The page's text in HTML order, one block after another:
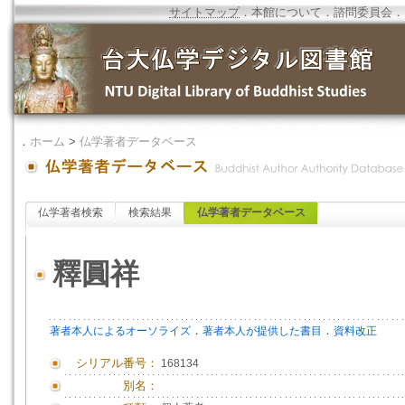
サイトマップ．本館について ．諮問委員会 ．
． ホーム > 仏学著者データベース
仏学著者検索 検索結果 仏学著者データベース
釋圓祥
著者本人によるオーソライズ ． 著者本人が提供した書目 ． 資料改正
シリアル番号： 168134
別名：